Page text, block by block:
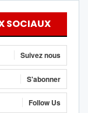
SOCIAUX
Suivez nous
S'abonner
Follow Us